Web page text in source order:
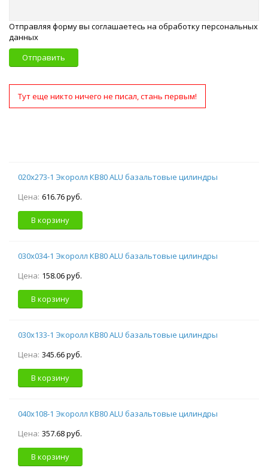
Отправляя форму вы соглашаетесь на обработку персональных
данных
Отправить
Тут еще никто ничего не писал, стань первым!
020х273-1 Экоролл КВ80 ALU базальтовые цилиндры
Цена: 616.76 руб.
В корзину
030х034-1 Экоролл КВ80 ALU базальтовые цилиндры
Цена: 158.06 руб.
В корзину
030х133-1 Экоролл КВ80 ALU базальтовые цилиндры
Цена: 345.66 руб.
В корзину
040х108-1 Экоролл КВ80 ALU базальтовые цилиндры
Цена: 357.68 руб.
В корзину